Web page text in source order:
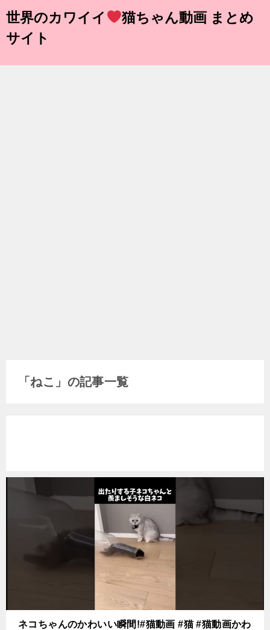
世界のカワイイ
猫ちゃん動画 まとめ
サイト
「ねこ」の記事一覧
ネコちゃんのかわいい瞬間!#猫動画 #猫 #猫動画かわ